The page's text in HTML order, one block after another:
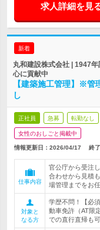
求人詳細を見
新着
丸和建設株式会社 | 1947
心に貢献中
【建築施工管理】※
し
正社員 急募 転勤なし
女性のおしごと掲載中
情報更新日：2026/04/17 終
仕事内容
官公庁から受注
合わせから見積
場管理までをお任
対象と
なる方
学歴不問！【必
動車免許（AT限
での直行直帰も